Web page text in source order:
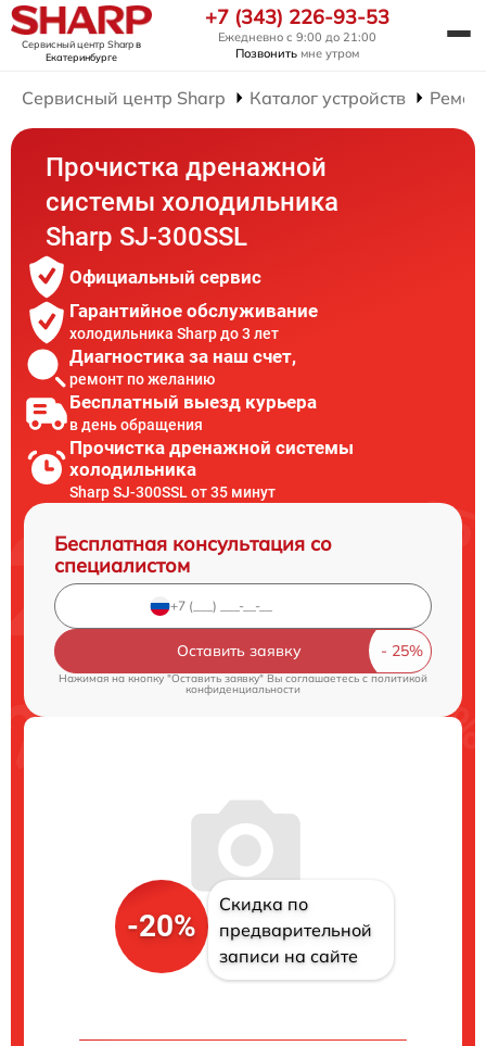
Сервисный центр Sharpв
Екатеринбурге
+7 (343) 226-93-53
Ежедневно с 9:00 до 21:00
Позвонить мне утром
Сервисный центр Sharp Каталог устройств
Прочистка дренажной
системы холодильника
Sharp SJ-300SSL
Официальный сервис
Гарантийное обслуживание
холодильника Sharp до 3 лет
Диагностика за наш счет,
ремонт по желанию
Бесплатный выезд курьера
в день обращения
Прочистка дренажной системы
холодильника
Sharp SJ-300SSL от 35 минут
Бесплатная консультация со
специалистом
Оставить заявку
Нажимая на кнопку "Оставить заявку" Вы соглашаетесь cполитикой
конфиденциальности
-20%
Скидка по
предварительной
записи на сайте